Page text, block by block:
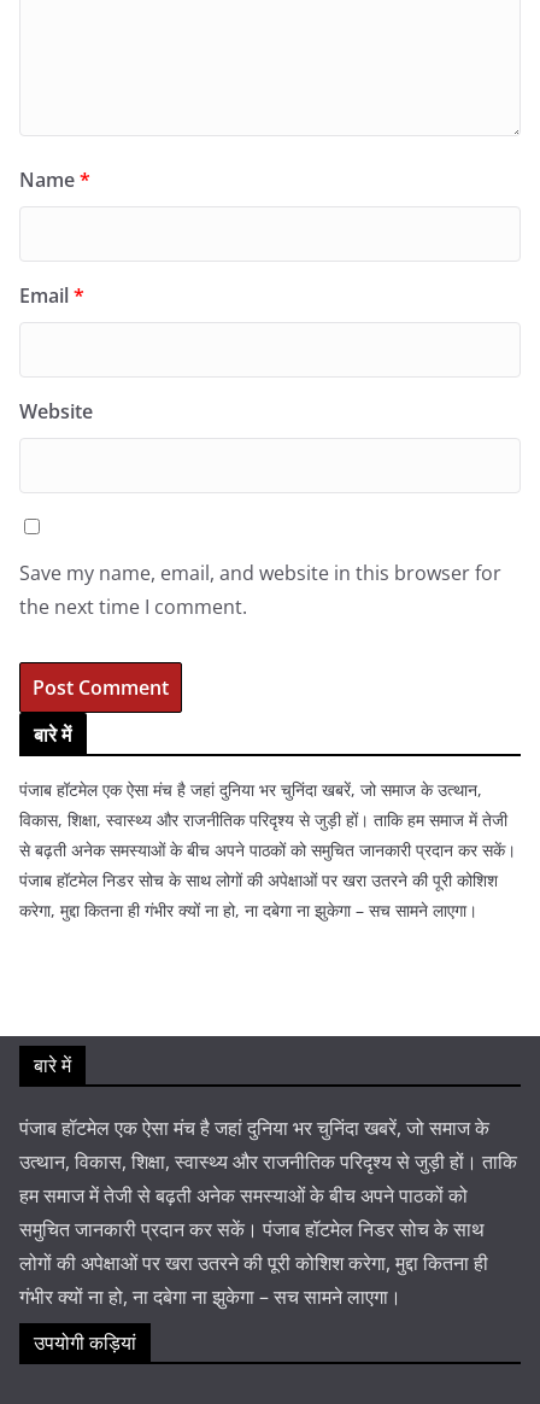
Name*
Email*
Website
Save my name, email, and website in this browser for
the next time I comment.
बारे में
पंजाब हॉटमेल एक ऐसा मंच है जहां दुनिया भर चुनिंदा खबरें, जो समाज के उत्थान,
विकास, शिक्षा, स्वास्थ्य और राजनीतिक परिदृश्य से जुड़ी हों। ताकि हम समाज में तेजी
से बढ़ती अनेक समस्याओं के बीच अपने पाठकों को समुचित जानकारी प्रदान कर सकें।
पंजाब हॉटमेल निडर सोच के साथ लोगों की अपेक्षाओं पर खरा उतरने की पूरी कोशिश
करेगा, मुद्दा कितना ही गंभीर क्यों ना हो, ना दबेगा ना झुकेगा – सच सामने लाएगा।
बारे में
पंजाब हॉटमेल एक ऐसा मंच है जहां दुनिया भर चुनिंदा खबरें, जो समाज के
उत्थान, विकास, शिक्षा, स्वास्थ्य और राजनीतिक परिदृश्य से जुड़ी हों। ताकि
हम समाज में तेजी से बढ़ती अनेक समस्याओं के बीच अपने पाठकों को
समुचित जानकारी प्रदान कर सकें। पंजाब हॉटमेल निडर सोच के साथ
लोगों की अपेक्षाओं पर खरा उतरने की पूरी कोशिश करेगा, मुद्दा कितना ही
गंभीर क्यों ना हो, ना दबेगा ना झुकेगा – सच सामने लाएगा।
उपयोगी कड़ियां